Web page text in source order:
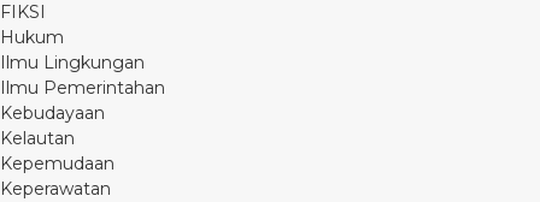
FIKSI
Hukum
Ilmu Lingkungan
Ilmu Pemerintahan
Kebudayaan
Kelautan
Kepemudaan
Keperawatan